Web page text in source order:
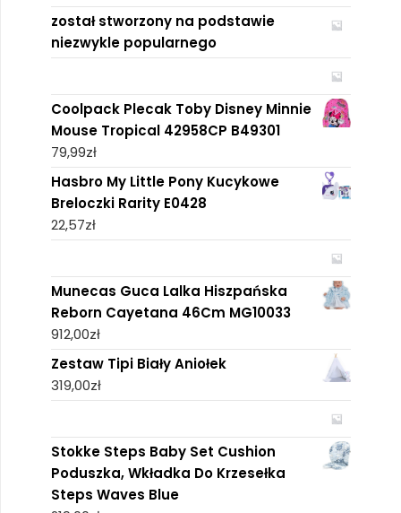
został stworzony na podstawie
niezwykle popularnego
Coolpack Plecak Toby Disney Minnie
Mouse Tropical 42958CP B49301
79,99zł
Hasbro My Little Pony Kucykowe
Breloczki Rarity E0428
22,57zł
Munecas Guca Lalka Hiszpańska
Reborn Cayetana 46Cm MG10033
912,00zł
Zestaw Tipi Biały Aniołek
319,00zł
Stokke Steps Baby Set Cushion
Poduszka, Wkładka Do Krzesełka
Steps Waves Blue